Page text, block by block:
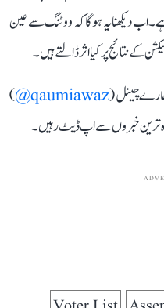
اب دیکھنا یہ ہوگا کہ ووٹنگ سے عین
چینل (qaumiawaz@
)
ترین خبروں سے اپ ڈیٹ رہیں۔